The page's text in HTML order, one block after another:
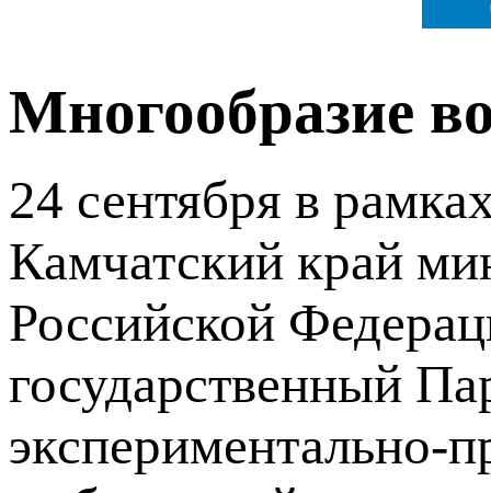
Многообразие
24 сентября в
Камчатский край
Российской
государственный
экспериментально-